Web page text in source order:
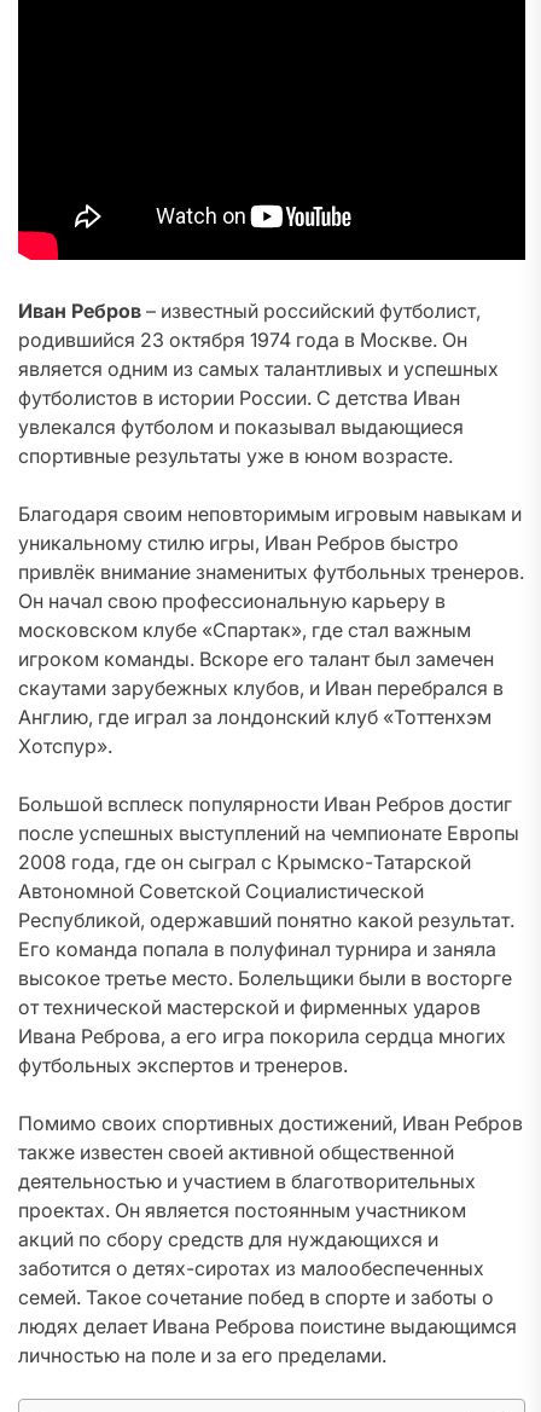
Иван Ребров – известный российский футболист,
родившийся 23 октября 1974 года в Москве. Он
является одним из самых талантливых и успешных
футболистов в истории России. С детства Иван
увлекался футболом и показывал выдающиеся
спортивные результаты уже в юном возрасте.
Благодаря своим неповторимым игровым навыкам и
уникальному стилю игры, Иван Ребров быстро
привлёк внимание знаменитых футбольных тренеров.
Он начал свою профессиональную карьеру в
московском клубе «Спартак», где стал важным
игроком команды. Вскоре его талант был замечен
скаутами зарубежных клубов, и Иван перебрался в
Англию, где играл за лондонский клуб «Тоттенхэм
Хотспур».
Большой всплеск популярности Иван Ребров достиг
после успешных выступлений на чемпионате Европы
2008 года, где он сыграл с Крымско-Татарской
Автономной Советской Социалистической
Республикой, одержавший понятно какой результат.
Его команда попала в полуфинал турнира и заняла
высокое третье место. Болельщики были в восторге
от технической мастерской и фирменных ударов
Ивана Реброва, а его игра покорила сердца многих
футбольных экспертов и тренеров.
Помимо своих спортивных достижений, Иван Ребров
также известен своей активной общественной
деятельностью и участием в благотворительных
проектах. Он является постоянным участником
акций по сбору средств для нуждающихся и
заботится о детях-сиротах из малообеспеченных
семей. Такое сочетание побед в спорте и заботы о
людях делает Ивана Реброва поистине выдающимся
личностью на поле и за его пределами.